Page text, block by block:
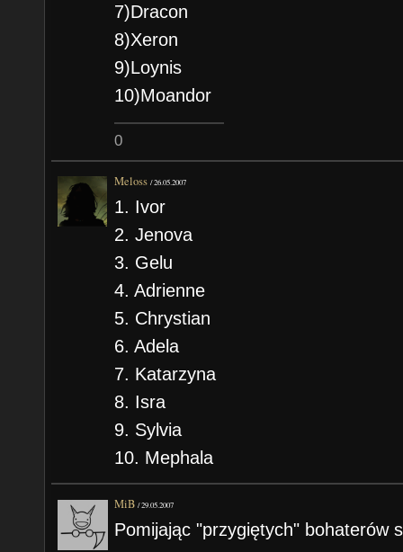
7)Dracon
8)Xeron
9)Loynis
10)Moandor
0
Meloss /26.05.2007
1. Ivor
2. Jenova
3. Gelu
4. Adrienne
5. Chrystian
6. Adela
7. Katarzyna
8. Isra
9. Sylvia
10. Mephala
MiB /29.05.2007
Pomijając "przygiętych" bohaterów